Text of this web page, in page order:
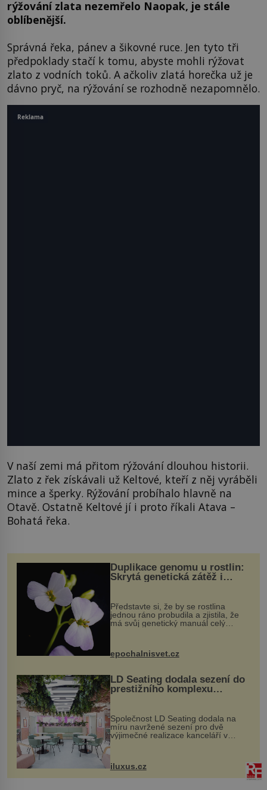
rýžování zlata nezemřelo Naopak, je stále
oblíbenější.
Správná řeka, pánev a šikovné ruce. Jen tyto tři
předpoklady stačí k tomu, abyste mohli rýžovat
zlato z vodních toků. A ačkoliv zlatá horečka už je
dávno pryč, na rýžování se rozhodně nezapomnělo.
V naší zemi má přitom rýžování dlouhou historii.
Zlato z řek získávali už Keltové, kteří z něj vyráběli
mince a šperky. Rýžování probíhalo hlavně na
Otavě. Ostatně Keltové jí i proto říkali Atava –
Bohatá řeka.
Duplikace genomu u rostlin:
Skrytá genetická zátěž i
Představte si, že by se rostlina
jednou ráno probudila a zjistila, že
má svůj genetický manuál celý
vstupenka...
epochalnisvet.cz
LD Seating dodala sezení do
prestižního komplexu
MediaCityUK v Salfordu
Společnost LD Seating dodala na
míru navržené sezení pro dvě
výjimečné realizace kanceláří v
areálu MediaCityUK v anglickém
budov Media...
iluxus.cz
Reklama